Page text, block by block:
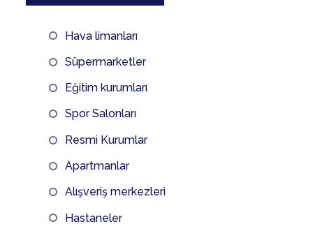
Hava limanları
Süpermarketler
Eğitim kurumları
Spor Salonları
Resmi Kurumlar
Apartmanlar
Alışveriş merkezleri
Hastaneler